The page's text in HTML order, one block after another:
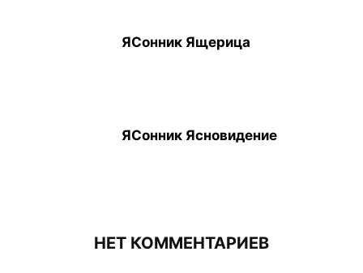
ЯСонник Ящерица
ЯСонник Ясновидение
НЕТ КОММЕНТАРИЕВ